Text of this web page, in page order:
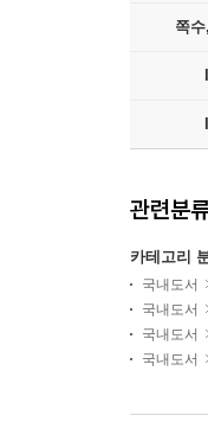
쪽
관련분
카테고리
국내도서
국내도서
국내도서
국내도서